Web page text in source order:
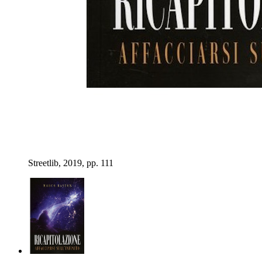
Streetlib, 2019, pp. 111